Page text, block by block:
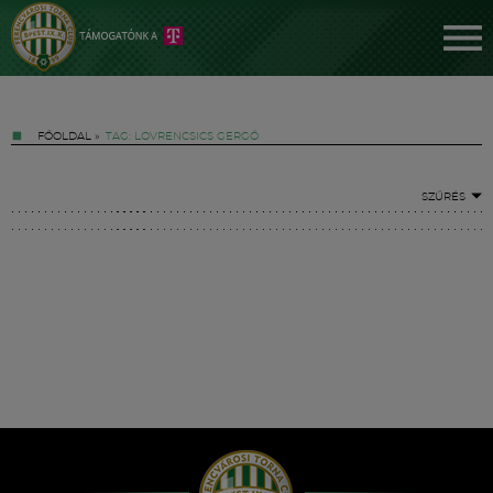
FŐOLDAL » TAG: LOVRENCSICS GERGŐ
SZŰRÉS
Hírek